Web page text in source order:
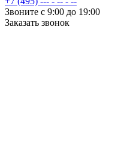
Звоните с 9:00 до 19:00
Заказать звонок